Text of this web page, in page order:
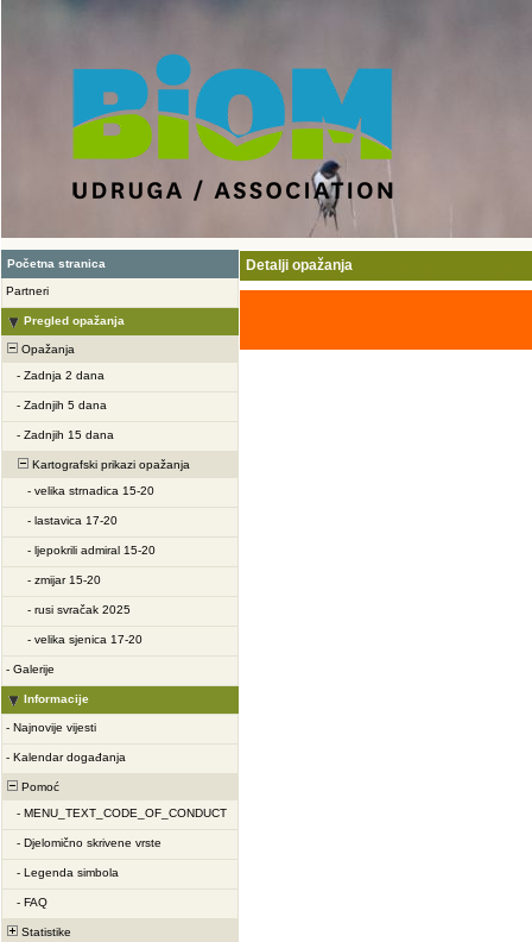
Početna stranica
Partneri
Pregled opažanja
Opažanja
- Zadnja 2 dana
- Zadnjih 5 dana
- Zadnjih 15 dana
Kartografski prikazi opažanja
- velika strnadica 15-20
- lastavica 17-20
- ljepokrili admiral 15-20
- zmijar 15-20
- rusi svračak 2025
- velika sjenica 17-20
- Galerije
Informacije
- Najnovije vijesti
- Kalendar događanja
Pomoć
- MENU_TEXT_CODE_OF_CONDUCT
- Djelomično skrivene vrste
- Legenda simbola
- FAQ
Statistike
Detalji opažanja